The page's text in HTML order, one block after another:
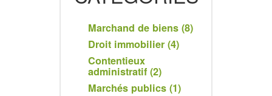
Marchand de biens (8)
Droit immobilier (4)
Contentieux
administratif (2)
Marchés publics (1)